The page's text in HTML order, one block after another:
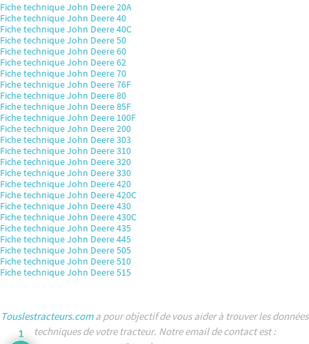
Fiche technique John Deere 20A
Fiche technique John Deere 40
Fiche technique John Deere 40C
Fiche technique John Deere 50
Fiche technique John Deere 60
Fiche technique John Deere 62
Fiche technique John Deere 70
Fiche technique John Deere 76F
Fiche technique John Deere 80
Fiche technique John Deere 85F
Fiche technique John Deere 100F
Fiche technique John Deere 200
Fiche technique John Deere 303
Fiche technique John Deere 310
Fiche technique John Deere 320
Fiche technique John Deere 330
Fiche technique John Deere 420
Fiche technique John Deere 420C
Fiche technique John Deere 430
Fiche technique John Deere 430C
Fiche technique John Deere 435
Fiche technique John Deere 445
Fiche technique John Deere 505
Fiche technique John Deere 510
Fiche technique John Deere 515
Touslestracteurs.coma pour objectif de vous aider à trouver les données
techniques de votre tracteur. Notre email de contact est :
1